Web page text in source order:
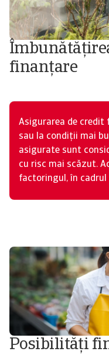
finanțare
Asigurarea de credit
sau la condiții mai
asigurate sunt
cu risc mai scăzut.
factoringul, în cadrul
Posibilități